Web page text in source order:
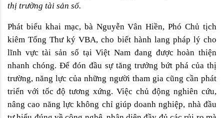
thị trường tài sản số.
Phát biểu khai mạc, bà Nguyễn Vân Hiền, Phó Chủ tịch
kiêm Tổng Thư ký VBA, cho biết hành lang pháp lý cho
lĩnh vực tài sản số tại Việt Nam đang được hoàn thiện
nhanh chóng. Để đón đầu sự tăng trưởng bứt phá của thị
trường, năng lực của những người tham gia cũng cần phát
triển với tốc độ tương xứng. Việc chủ động nghiên cứu,
nâng cao năng lực không chỉ giúp doanh nghiệp, nhà đầu